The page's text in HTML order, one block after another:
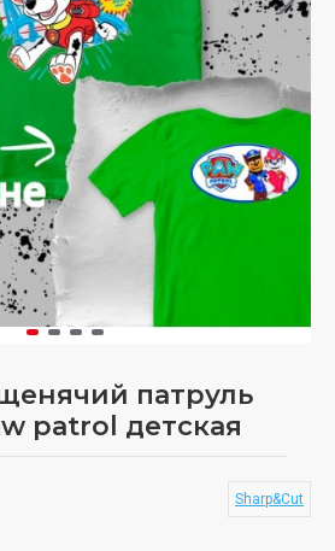
патруль
patrol детская
Sharp&Cut